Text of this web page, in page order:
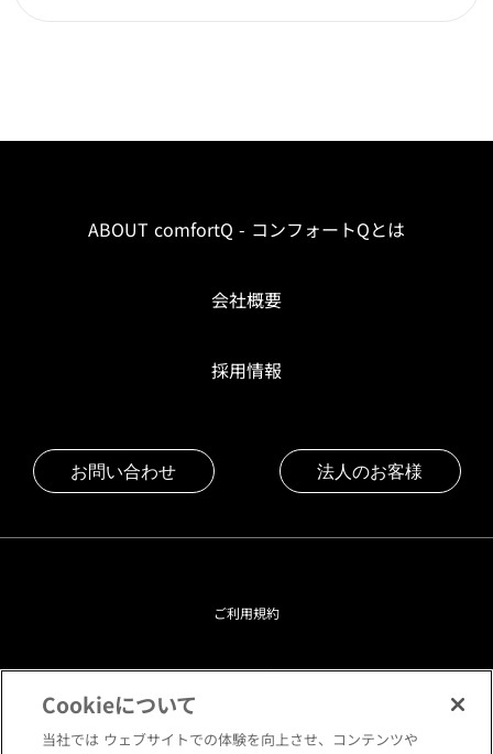
ABOUT comfortQ - コンフォートQとは
会社概要
採用情報
お問い合わせ 法人のお客様
ご利用規約
プライバシーポリシー
クッキーポリシー
Cookieについて
当社では ウェブサイトでの体験を向上させ、コンテンツや